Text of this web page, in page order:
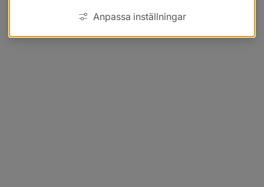
Anpassa inställningar